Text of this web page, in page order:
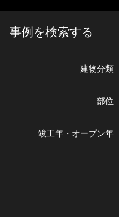
事例を検索する
建物分類
部位
竣工年・ オープン年